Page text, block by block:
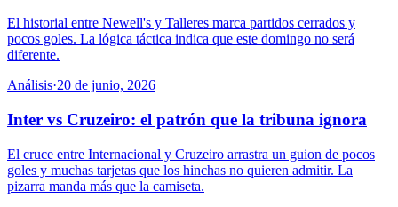
El historial entre Newell's y Talleres marca partidos cerrados y
pocos goles. La lógica táctica indica que este domingo no será
diferente.
Análisis·20 de junio, 2026
Inter vs Cruzeiro: el patrón que la tribuna ignora
El cruce entre Internacional y Cruzeiro arrastra un guion de pocos
goles y muchas tarjetas que los hinchas no quieren admitir. La
pizarra manda más que la camiseta.